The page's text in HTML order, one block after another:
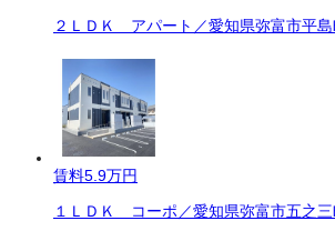
２ＬＤＫ アパート／愛知県弥富市平
賃料5.9万円
１ＬＤＫ コーポ／愛知県弥富市五之